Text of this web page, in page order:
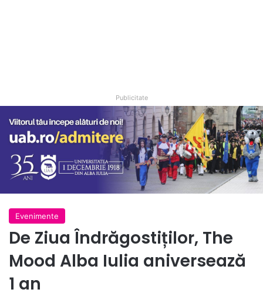
Publicitate
Evenimente
De Ziua Îndrăgostiților, The
Mood Alba Iulia aniversează
1 an